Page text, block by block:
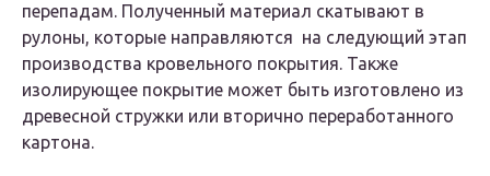
перепадам. Полученный материал скатывают в
рулоны, которые направляются на следующий этап
производства кровельного покрытия. Также
изолирующее покрытие может быть изготовлено из
древесной стружки или вторично переработанного
картона.